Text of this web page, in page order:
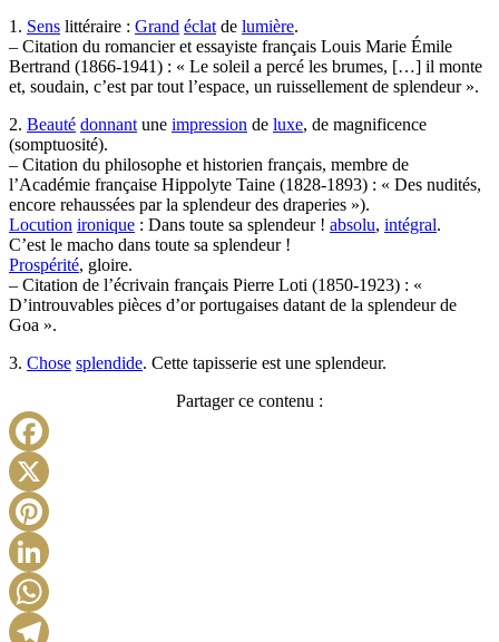
1. Sens littéraire : Grand éclat de lumière.
– Citation du romancier et essayiste français Louis Marie Émile
Bertrand (1866-1941) : « Le soleil a percé les brumes, […] il monte
et, soudain, c’est par tout l’espace, un ruissellement de splendeur ».
2. Beauté donnant une impression de luxe, de magnificence
(somptuosité).
– Citation du philosophe et historien français, membre de
l’Académie française Hippolyte Taine (1828-1893) : « Des nudités,
encore rehaussées par la splendeur des draperies »).
Locution ironique : Dans toute sa splendeur ! absolu, intégral.
C’est le macho dans toute sa splendeur !
Prospérité, gloire.
– Citation de l’écrivain français Pierre Loti (1850-1923) : «
D’introuvables pièces d’or portugaises datant de la splendeur de
Goa ».
3. Chose splendide. Cette tapisserie est une splendeur.
Partager ce contenu :